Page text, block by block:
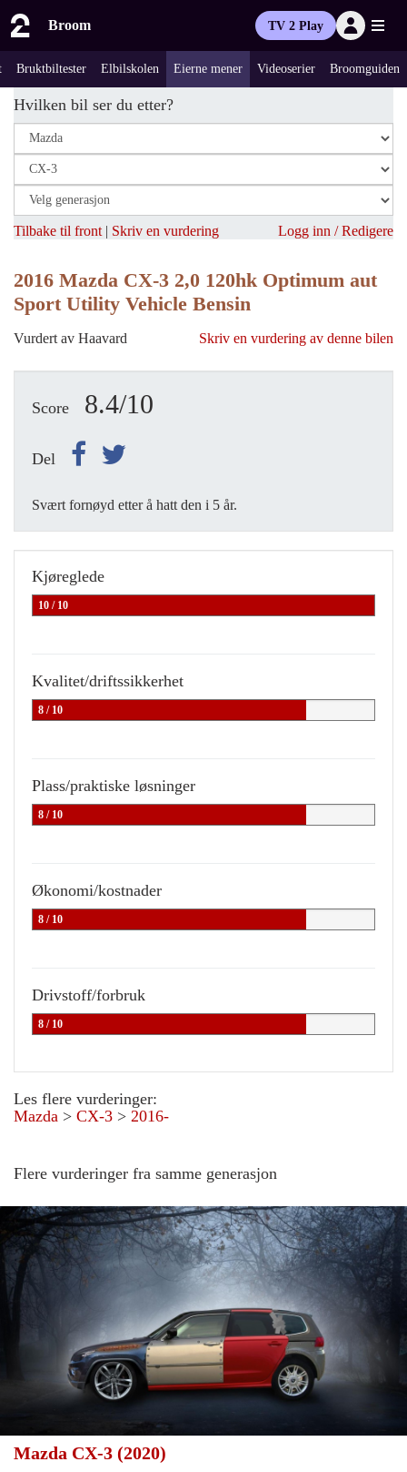
Broom TV 2 Play
Bruktbiltester Elbilskolen Eierne mener Videoserier Broomguiden
Hvilken bil ser du etter?
Tilbake til front | Skriv en vurdering Logg inn / Redigere
2016 Mazda CX-3 2,0 120hk Optimum aut
Sport Utility Vehicle Bensin
Vurdert av Haavard Skriv en vurdering av denne bilen
Score 8.4/10
Del
Svært fornøyd etter å hatt den i 5 år.
Kjøreglede
10 / 10
Kvalitet/driftssikkerhet
8 / 10
Plass/praktiske løsninger
8 / 10
Økonomi/kostnader
8 / 10
Drivstoff/forbruk
8 / 10
Les flere vurderinger:
Mazda > CX-3 > 2016-
Flere vurderinger fra samme generasjon
Mazda CX-3 (2020)